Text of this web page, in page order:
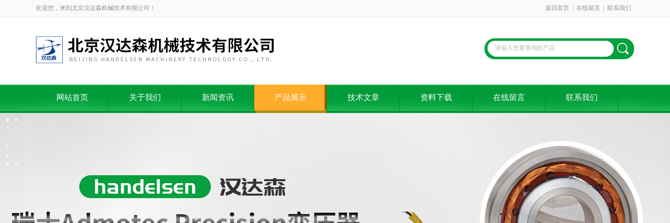
欢迎您，来到北京汉达森机械技术有限公司！ 返回首页 在线留言 联系我们
网站首页 关于我们 新闻资讯 产品展示 技术文章 资料下载 在线留言 联系我们